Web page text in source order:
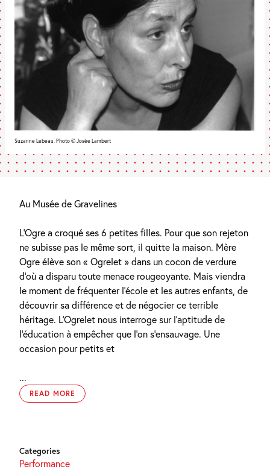
Suzanne Lebeau. Photo © Josée Lambert
Au Musée de Gravelines
L’Ogre a croqué ses 6 petites filles. Pour que son rejeton
ne subisse pas le même sort, il quitte la maison. Mère
Ogre élève son « Ogrelet » dans un cocon de verdure
d’où a disparu toute menace rougeoyante. Mais viendra
le moment de fréquenter l’école et les autres enfants, de
découvrir sa différence et de négocier ce terrible
héritage. L’Ogrelet nous interroge sur l’aptitude de
l’éducation à empêcher que l’on s’ensauvage. Une
occasion pour petits et
...
READ MORE
Categories
Performance